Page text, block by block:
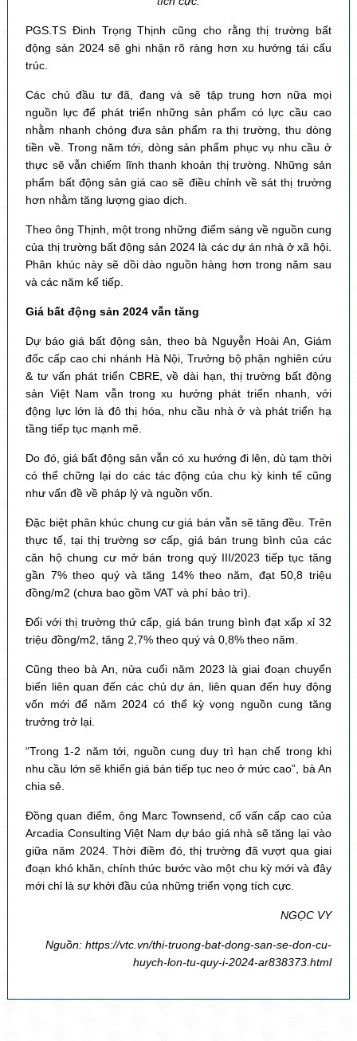
PGS.TS Đinh Trọng Thịnh cũng cho rằng thị trường bất
động sản 2024 sẽ ghi nhận rõ ràng hơn xu hướng tái cấu
trúc.
Các chủ đầu tư đã, đang và sẽ tập trung hơn nữa mọi
nguồn lực để phát triển những sản phẩm có lực cầu cao
nhằm nhanh chóng đưa sản phẩm ra thị trường, thu dòng
tiền về. Trong năm tới, dòng sản phẩm phục vụ nhu cầu ở
thực sẽ vẫn chiếm lĩnh thanh khoản thị trường. Những sản
phẩm bất động sản giá cao sẽ điều chỉnh về sát thị trường
hơn nhằm tăng lượng giao dịch.
Theo ông Thịnh, một trong những điểm sáng về nguồn cung
của thị trường bất động sản 2024 là các dự án nhà ở xã hội.
Phân khúc này sẽ dồi dào nguồn hàng hơn trong năm sau
và các năm kế tiếp.
Giá bất động sản 2024 vẫn tăng
Dự báo giá bất động sản, theo bà Nguyễn Hoài An, Giám
đốc cấp cao chi nhánh Hà Nội, Trưởng bộ phận nghiên cứu
& tư vấn phát triển CBRE, về dài hạn, thị trường bất động
sản Việt Nam vẫn trong xu hướng phát triển nhanh, với
động lực lớn là đô thị hóa, nhu cầu nhà ở và phát triển hạ
tầng tiếp tục mạnh mẽ.
Do đó, giá bất động sản vẫn có xu hướng đi lên, dù tạm thời
có thể chững lại do các tác động của chu kỳ kinh tế cũng
như vấn đề về pháp lý và nguồn vốn.
Đặc biệt phân khúc chung cư giá bán vẫn sẽ tăng đều. Trên
thực tế, tại thị trường sơ cấp, giá bán trung bình của các
căn hộ chung cư mở bán trong quý III/2023 tiếp tục tăng
gần 7% theo quý và tăng 14% theo năm, đạt 50,8 triệu
đồng/m2 (chưa bao gồm VAT và phí bảo trì).
Đối với thị trường thứ cấp, giá bán trung bình đạt xấp xỉ 32
triệu đồng/m2, tăng 2,7% theo quý và 0,8% theo năm.
Cũng theo bà An, nửa cuối năm 2023 là giai đoạn chuyển
biến liên quan đến các chủ dự án, liên quan đến huy động
vốn mới để năm 2024 có thể kỳ vọng nguồn cung tăng
trưởng trở lại.
“Trong 1-2 năm tới, nguồn cung duy trì hạn chế trong khi
nhu cầu lớn sẽ khiến giá bán tiếp tục neo ở mức cao”, bà An
chia sẻ.
Đồng quan điểm, ông Marc Townsend, cố vấn cấp cao của
Arcadia Consulting Việt Nam dự báo giá nhà sẽ tăng lại vào
giữa năm 2024. Thời điềm đó, thị trường đã vượt qua giai
đoạn khó khăn, chính thức bước vào một chu kỳ mới và đây
mới chỉ là sự khởi đầu của những triển vọng tích cực.
NGỌC VY
Nguồn: https://vtc.vn/thi-truong-bat-dong-san-se-don-cu-
huych-lon-tu-quy-i-2024-ar838373.html